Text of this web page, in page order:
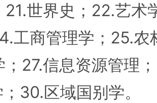
21.世界史；22.艺术
工商管理学；25.农
；27.信息资源管理
30.区域国别学。